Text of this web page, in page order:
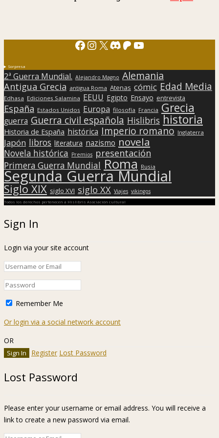
Facebook
Instagram
X Discord
Patreon
YouTube
Sorpresa
2ª Guerra Mundial. Alejandro Magno Alemania
Antigua Grecia antigua Roma Atenas cómic Edad Media
Edhasa Ediciones Salamina EEUU Egipto Ensayo entrevista
España Estados Unidos Europa filosofía Francia Grecia
guerra Guerra civil española Hislibris historia
Historia de España histórica Imperio romano Inglaterra
Japón libros literatura nazismo novela
Novela histórica Premios presentación
Primera Guerra Mundial Roma Rusia
Segunda Guerra Mundial
Siglo XIX siglo XVI siglo XX Viajes vikingos
Todos los derechos pertenecen a Hislibris Asociación cultural
Sign In
Login via your site account
Remember Me
Or login via a social network account
OR
Register Lost Password
Lost Password
Please enter your username or email address. You will receive a
link to create a new password via email.